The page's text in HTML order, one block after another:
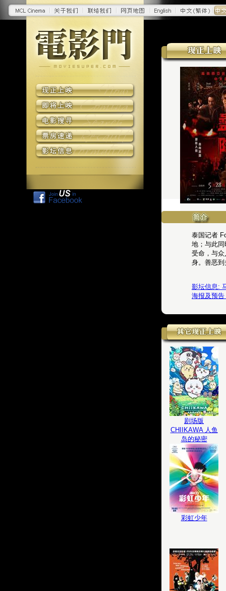
泰国记者
地；与此
受命，与
身。善恶
影坛信息:
海报及预
剧场版
CHIIKAWA 人鱼
岛的秘密
彩虹少年